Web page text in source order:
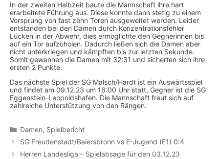
In der zweiten Halbzeit baute die Mannschaft ihre hart
erarbeitete Führung aus. Diese konnte dann stetig zu einem
Vorsprung von fast zehn Toren ausgeweitet werden. Leider
entstanden bei den Damen durch Konzentrationsfehler
Lücken in der Abwehr, dies ermöglichte den Gegnerinnen bis
auf ein Tor aufzuholen. Dadurch ließen sich die Damen aber
nicht unterkriegen und kämpften bis zur letzten Sekunde.
Somit gewannen die Damen mit 32:31 und sicherten sich ihre
ersten 2 Punkte.
Das nächste Spiel der SG Malsch/Hardt ist ein Auswärtsspiel
und findet am 09.12.23 um 16:00 Uhr statt, Gegner ist die SG
Eggenstein-Leopoldshafen. Die Mannschaft freut sich auf
zahlreiche Unterstützung von den Rängen.
Kategorien
Damen, Spielbericht
SG Freudenstadt/Baiersbronn vs E-Jugend (E1) 0:4
Herren Landesliga – Spielabsage für den 03.12.23